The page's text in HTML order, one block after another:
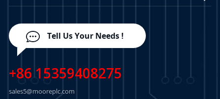
Tell Us Your Needs !
+86 15359408275
sales5@mooreplc.com